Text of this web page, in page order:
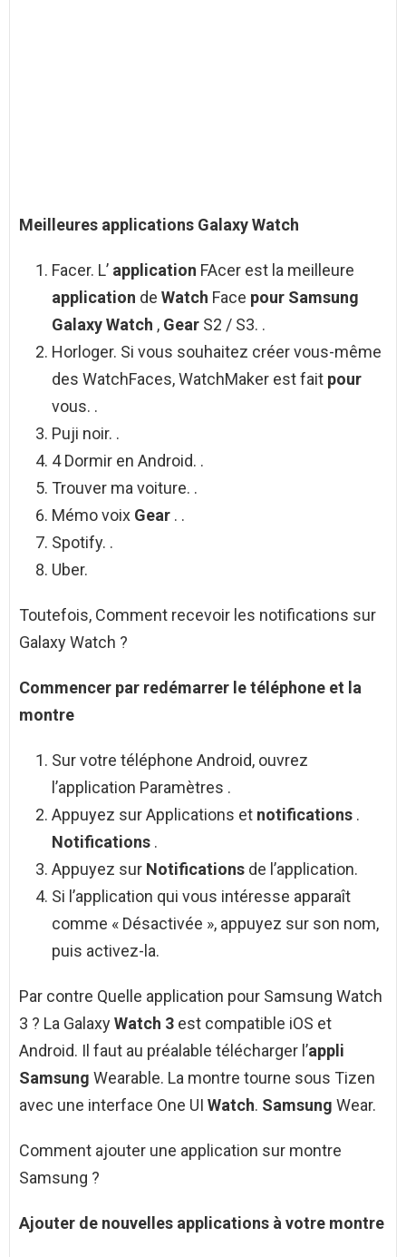
Meilleures applications Galaxy Watch
Facer. L’ application FAcer est la meilleure
application de Watch Face pour Samsung
Galaxy Watch , Gear S2 / S3. .
Horloger. Si vous souhaitez créer vous-même
des WatchFaces, WatchMaker est fait pour
vous. .
Puji noir. .
4 Dormir en Android. .
Trouver ma voiture. .
Mémo voix Gear . .
Spotify. .
Uber.
Toutefois, Comment recevoir les notifications sur
Galaxy Watch ?
Commencer par redémarrer le téléphone et la
montre
Sur votre téléphone Android, ouvrez
l’application Paramètres .
Appuyez sur Applications et notifications .
Notifications .
Appuyez sur Notifications de l’application.
Si l’application qui vous intéresse apparaît
comme « Désactivée », appuyez sur son nom,
puis activez-la.
Par contre Quelle application pour Samsung Watch
3 ? La GalaxyWatch 3 est compatible iOS et
Android. Il faut au préalable télécharger l’appli
Samsung Wearable. La montre tourne sous Tizen
avec une interface One UI Watch. Samsung Wear.
Comment ajouter une application sur montre
Samsung ?
Ajouter de nouvelles applications à votre montre